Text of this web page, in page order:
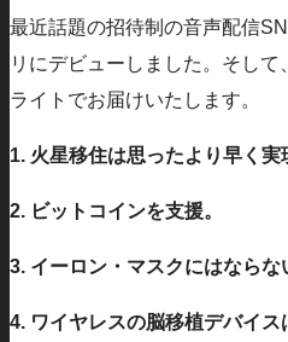
最近話題の招待制の音声配信
リにデビューしました。そし
ライトでお届けいたします。
1. 火星移住は思ったより早く実
2. ビットコインを支援。
3. イーロン・マスクにはならな
4. ワイヤレスの脳移植デバイス